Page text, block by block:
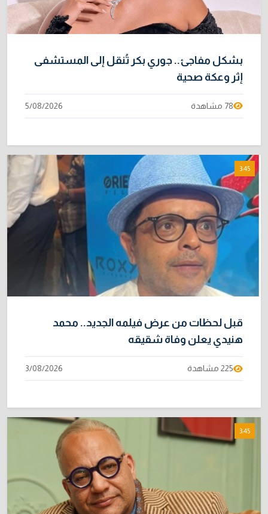
بشكل مفاجئ.. جوري بكر تُنقل إلى المستشفى
إثر وعكة صحية
78 مشاهدة 5/08/2026
3:45
قبل لحظات من عرض فيلمه الجديد.. محمد
هنيدي يعلن وفاة شقيقه
225 مشاهدة 3/08/2026
3:45